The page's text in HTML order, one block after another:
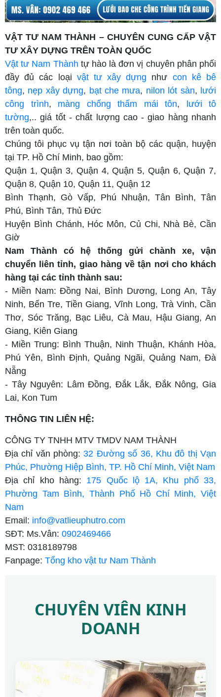
VẬT TƯ NAM THÀNH – CHUYÊN CUNG CẤP VẬT
TƯ XÂY DỰNG TRÊN TOÀN QUỐC
Vật tư Nam Thành tự hào là đơn vị chuyên phân phối
đầy đủ các loại vật tư xây dựng như con kê bê
tông, nẹp xây dựng, bạt che mưa, nilon lót sàn, lưới
công trình, màng chống thấm mái tôn, lưới tô
tường,.. giá tốt - chất lượng cao - giao hàng nhanh
trên toàn quốc.
Chúng tôi phục vụ tận nơi toàn bộ các quận, huyện
tại TP. Hồ Chí Minh, bao gồm:
Quận 1, Quận 3, Quận 4, Quận 5, Quận 6, Quận 7,
Quận 8, Quận 10, Quận 11, Quận 12
Bình Thạnh, Gò Vấp, Phú Nhuận, Tân Bình, Tân
Phú, Bình Tân, Thủ Đức
Huyện Bình Chánh, Hóc Môn, Củ Chi, Nhà Bè, Cần
Giờ
Nam Thành có hệ thống gửi chành xe, vận
chuyển liên tỉnh, giao hàng về tận nơi cho khách
hàng tại các tỉnh thành sau:
- Miền Nam: Đồng Nai, Bình Dương, Long An, Tây
Ninh, Bến Tre, Tiền Giang, Vĩnh Long, Trà Vinh, Cần
Thơ, Sóc Trăng, Bạc Liêu, Cà Mau, Hậu Giang, An
Giang, Kiên Giang
- Miền Trung: Bình Thuận, Ninh Thuận, Khánh Hòa,
Phú Yên, Bình Định, Quảng Ngãi, Quảng Nam, Đà
Nẵng
- Tây Nguyên: Lâm Đồng, Đắk Lắk, Đắk Nông, Gia
Lai, Kon Tum
THÔNG TIN LIÊN HỆ:
CÔNG TY TNHH MTV TMDV NAM THÀNH
Địa chỉ văn phòng:32 Đường số 36, Khu đô thị Vạn
Phúc, Phường Hiệp Bình, TP. Hồ Chí Minh, Việt Nam
Địa chỉ kho hàng: 175 Quốc lộ 1A, Khu phố 33,
Phường Tam Bình, Thành Phố Hồ Chí Minh, Việt
Nam
Email: info@vatlieuphutro.com
SĐT: Ms.Vân: 0902469466
MST: 0318189798
Fanpage: Tổng kho vật tư Nam Thành
CHUYÊN VIÊN KINH
DOANH